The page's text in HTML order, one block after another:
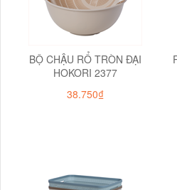
BỘ CHẬU RỔ TRÒN ĐẠI
HOKORI 2377
38.750₫